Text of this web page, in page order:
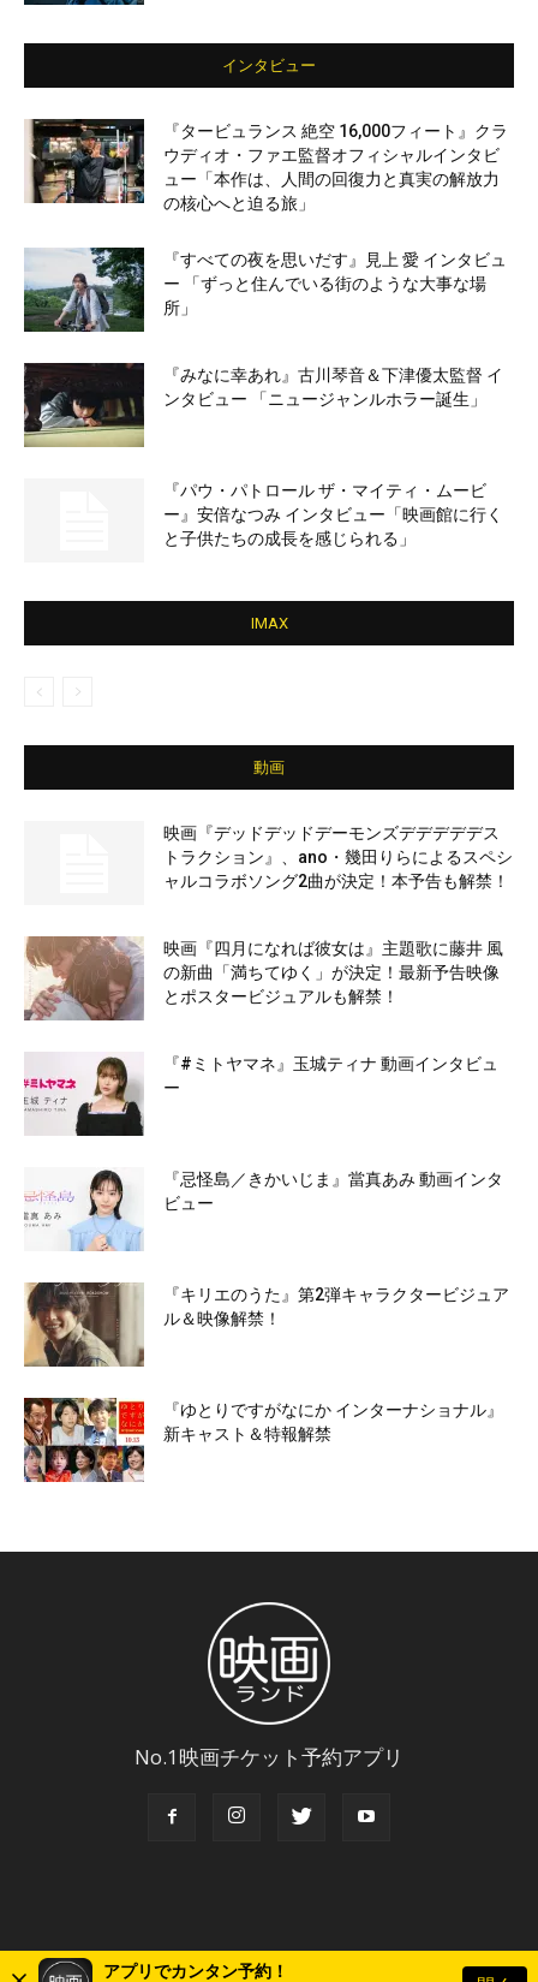
アプリでカンタン予約！
インタビュー
『タービュランス 絶空 16,000フィート』クラ
ウディオ・ファエ監督オフィシャルインタビ
ュー「本作は、人間の回復力と真実の解放力
の核心へと迫る旅」
『すべての夜を思いだす』見上 愛 インタビュ
ー 「ずっと住んでいる街のような大事な場
所」
『みなに幸あれ』古川琴音＆下津優太監督 イ
ンタビュー 「ニュージャンルホラー誕生」
『パウ・パトロール ザ・マイティ・ムービ
ー』安倍なつみ インタビュー「映画館に行く
と子供たちの成長を感じられる」
IMAX
動画
映画『デッドデッドデーモンズデデデデデス
トラクション』、ano・幾田りらによるスペシ
ャルコラボソング2曲が決定！本予告も解禁！
映画『四月になれば彼女は』主題歌に藤井 風
の新曲「満ちてゆく」が決定！最新予告映像
とポスタービジュアルも解禁！
『#ミトヤマネ』玉城ティナ 動画インタビュ
ー
『忌怪島／きかいじま』當真あみ 動画インタ
ビュー
『キリエのうた』第2弾キャラクタービジュア
ル＆映像解禁！
『ゆとりですがなにか インターナショナル』
新キャスト＆特報解禁
No.1映画チケット予約アプリ